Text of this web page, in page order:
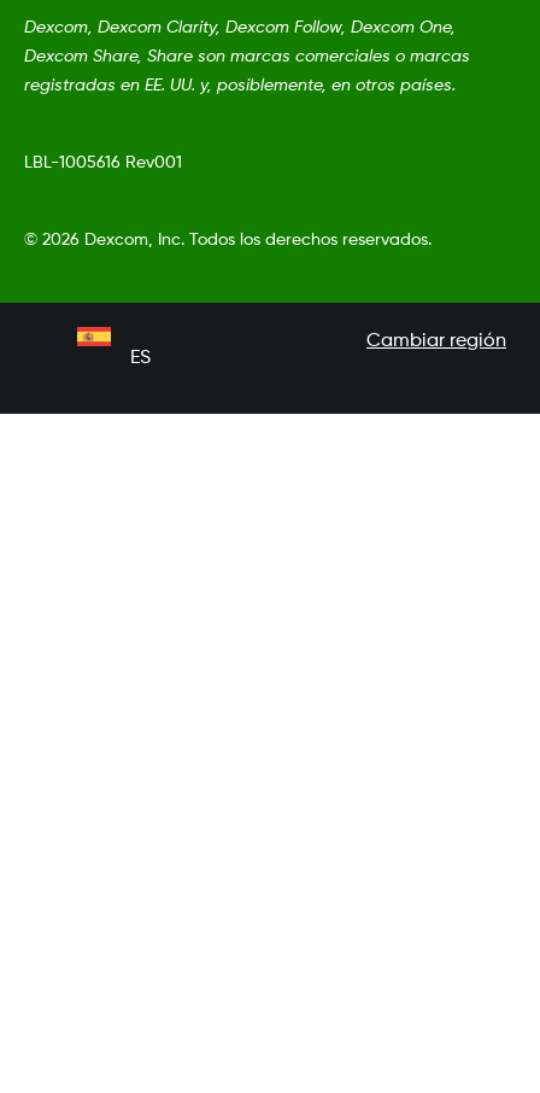
Dexcom, Dexcom Clarity, Dexcom Follow, Dexcom One,
Dexcom Share, Share son marcas comerciales o marcas
registradas en EE. UU. y, posiblemente, en otros países.
LBL-1005616 Rev001
© 2026 Dexcom, Inc. Todos los derechos reservados.
ES
Cambiar región